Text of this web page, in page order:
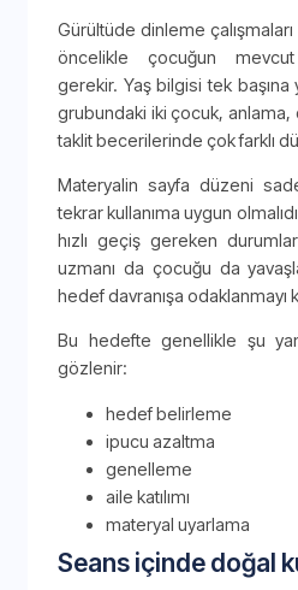
Gürültüde dinleme
öncelikle çocuğun
gerekir. Yaş bilgisi tek başına
grubundaki iki çocuk,
taklit becerilerinde çok farklı
Materyalin sayfa düzeni
tekrar kullanıma uygun
hızlı geçiş gereken
uzmanı da çocuğu da
hedef davranışa odaklanmayı
Bu hedefte genellikle şu
gözlenir:
hedef belirleme
ipucu azaltma
genelleme
aile katılımı
materyal uyarlama
Seans içinde doğal